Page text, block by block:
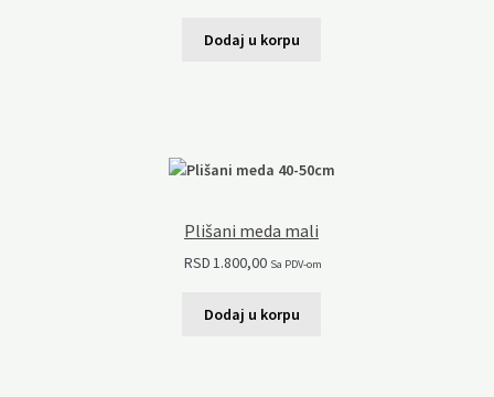
Dodaj u korpu
Plišani meda mali
RSD1.800,00 Sa PDV-om
Dodaj u korpu